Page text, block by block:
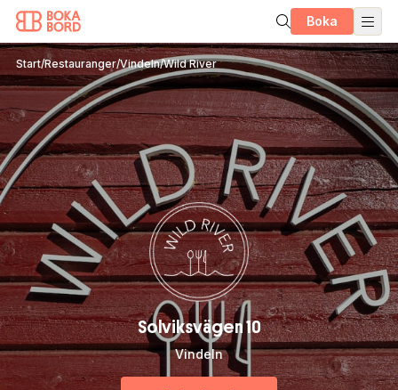
Boka
Start/Restauranger/Vindeln/Wild River
Solviksvägen 10
Vindeln